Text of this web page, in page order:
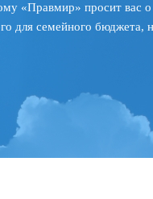
«Правмир» просит вас
для семейного бюджета,